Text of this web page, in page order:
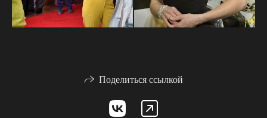
Поделиться ссылкой